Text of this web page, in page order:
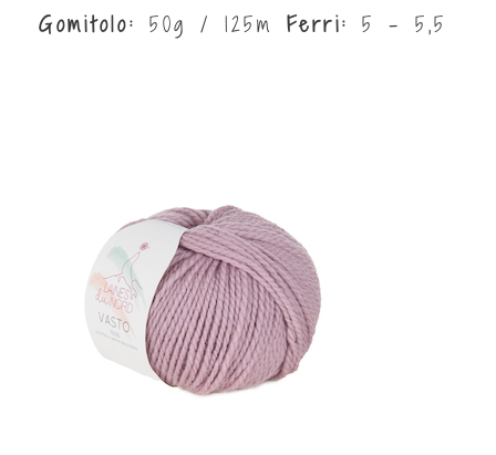
Gomitolo: 50g / 125m Ferri: 5 - 5,5